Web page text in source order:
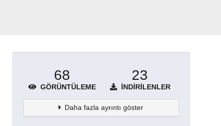
68
GÖRÜNTÜLEME
23
İNDIRILENLER
Daha fazla ayrıntı göster